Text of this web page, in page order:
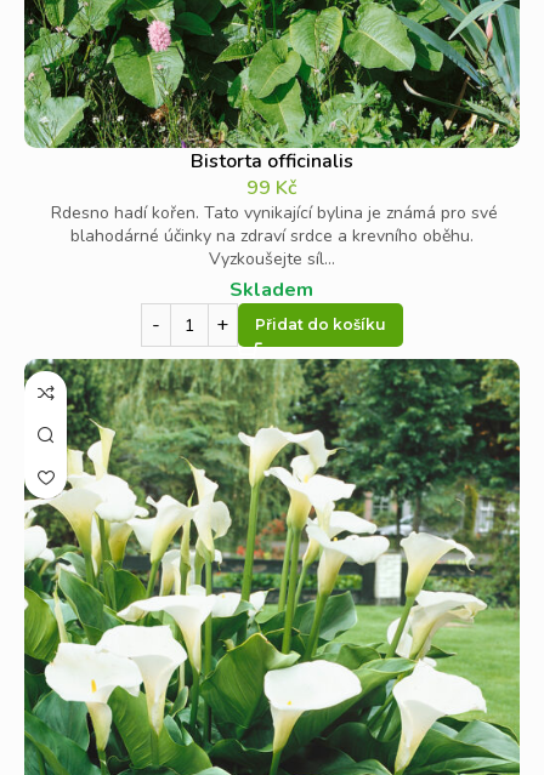
Bistorta officinalis
99 Kč
Rdesno hadí kořen. Tato vynikající bylina je známá pro své
blahodárné účinky na zdraví srdce a krevního oběhu.
Vyzkoušejte síl...
Skladem
Přidat do košíku